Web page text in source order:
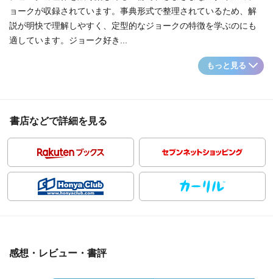
ョークが収録されています。事典形式で整理されているため、解
説が明快で理解しやすく、定型的なジョークの特徴を学ぶのにも
適しています。ジョーク好き...
もっと見る
書店などで詳細を見る
感想・レビュー・書評